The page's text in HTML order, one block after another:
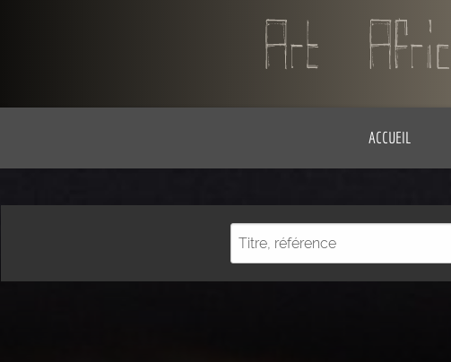
ACCUEIL